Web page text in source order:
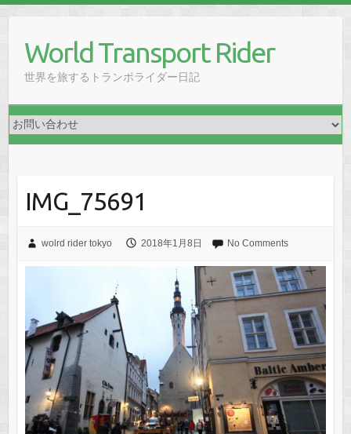
contentWorld Transport Rider
世界を旅するトランポライダー日記
IMG_75691
wolrd rider tokyo 2018年1月8日 No Comments